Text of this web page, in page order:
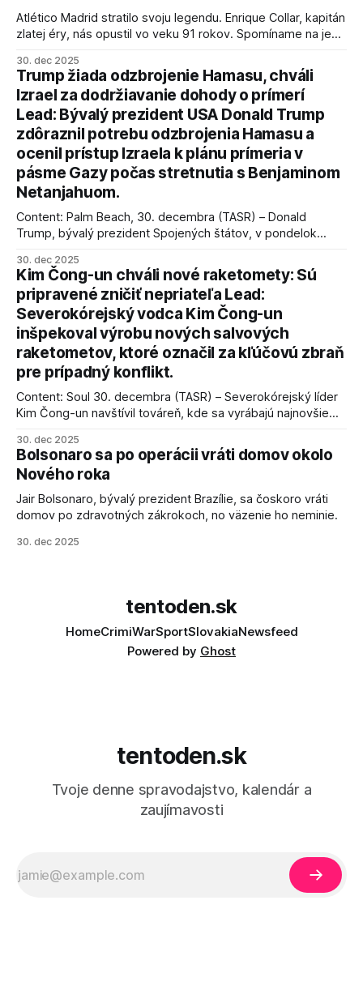
Atlético Madrid stratilo svoju legendu. Enrique Collar, kapitán
zlatej éry, nás opustil vo veku 91 rokov. Spomíname na jeho
30. dec 2025
Trump žiada odzbrojenie Hamasu, chváli
Izrael za dodržiavanie dohody o prímerí
Lead: Bývalý prezident USA Donald Trump
zdôraznil potrebu odzbrojenia Hamasu a
ocenil prístup Izraela k plánu prímeria v
pásme Gazy počas stretnutia s Benjaminom
Netanjahuom.
Content: Palm Beach, 30. decembra (TASR) – Donald
Trump, bývalý prezident Spojených štátov, v pondelok
kľúčové pre úspešné dosiahnutie prímeria v Gaze. Agentúra
AFP informuje, že Trump vyjadril presvedčenie, že Izrael plní
podmienky dohody o prí
30. dec 2025
Kim Čong-un chváli nové raketomety: Sú
pripravené zničiť nepriateľa Lead:
Severokórejský vodca Kim Čong-un
inšpekoval výrobu nových salvových
raketometov, ktoré označil za kľúčovú zbraň
pre prípadný konflikt.
Content: Soul 30. decembra (TASR) – Severokórejský líder
Kim Čong-un navštívil továreň, kde sa vyrábajú najnovšie
schopnosti. Informovali o tom štátne médiá KĽDR, na ktoré
sa odvoláva agentúra AFP.
30. dec 2025
Bolsonaro sa po operácii vráti domov okolo
Nového roka
Jair Bolsonaro, bývalý prezident Brazílie, sa čoskoro vráti
domov po zdravotných zákrokoch, no väzenie ho neminie.
30. dec 2025
tentoden.sk
HomeCrimiWarSportSlovakiaNewsfeed
Powered by Ghost
tentoden.sk
Tvoje denne spravodajstvo, kalendár a
zaujímavosti